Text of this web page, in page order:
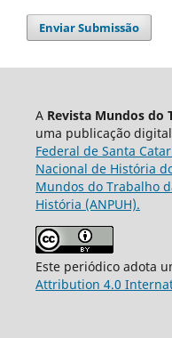
Enviar Submissão
A Revista Mundos do
uma publicação
Federal de Santa
Nacional de História
Mundos do Trabalho
História (ANPUH).
Este periódico adota
Attribution 4.0